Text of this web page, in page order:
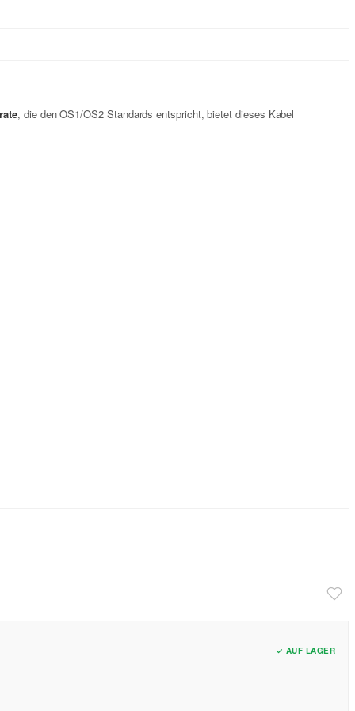
, die den OS1/OS2 Standards entspricht, bietet dieses Kabel
✓ AUF LAGER